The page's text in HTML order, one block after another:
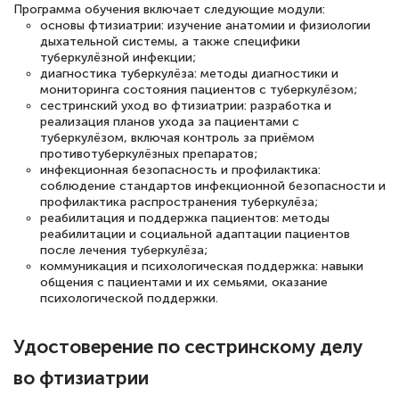
подготовиться к тестированию. Это
книги, методические рекомендации,
статьи. Времени на подготовку
достаточно. Курс помогает пройти
аттестацию в школе. Спасибо!
Евгения Коротких
Знаток города 2 уровня
12 марта 2026
Спасибо большое Академии! Грамотное,
понятно! Проходила повышение
квалификации. Ещё раз - СПАСИБО!
Программа обучения включает следующие модули:
основы фтизиатрии: изучение анатомии и физиологии
дыхательной системы, а также специфики
туберкулёзной инфекции;
диагностика туберкулёза: методы диагностики и
мониторинга состояния пациентов с туберкулёзом;
сестринский уход во фтизиатрии: разработка и
реализация планов ухода за пациентами с
туберкулёзом, включая контроль за приёмом
противотуберкулёзных препаратов;
инфекционная безопасность и профилактика:
соблюдение стандартов инфекционной безопасности и
профилактика распространения туберкулёза;
реабилитация и поддержка пациентов: методы
реабилитации и социальной адаптации пациентов
после лечения туберкулёза;
коммуникация и психологическая поддержка: навыки
общения с пациентами и их семьями, оказание
психологической поддержки.
Удостоверение по сестринскому делу
во фтизиатрии